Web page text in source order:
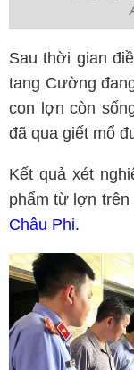
Sau thời gian
tang Cường
con lợn còn
đã qua giết mổ
Kết quả xét
phẩm từ lợn
Châu Phi.